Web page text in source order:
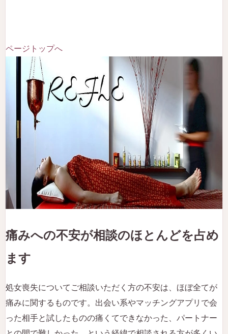
ページトップへ
痛みへの不安が相談のほとんどを占め
ます
処女喪失についてご相談いただく方の不安は、ほぼ全てが
痛みに関するものです。出会い系やマッチングアプリで会
った相手と試したものの痛くてできなかった、パートナー